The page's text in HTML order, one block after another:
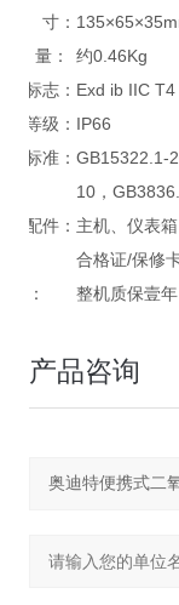
寸：
量：
约0.46Kg
爆标志： Exd ib IIC T4
护等级： IP66
行标准： GB15322.1-
10，
准配件： 主机、仪表
合格证/保修
*：
整机质保壹
产品咨询